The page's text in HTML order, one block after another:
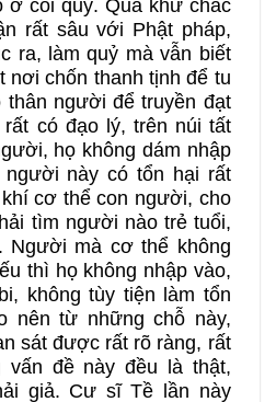
ở cõi quỷ. Quá khứ chắc
rất sâu với Phật pháp,
ra, làm quỷ mà vẫn biết
nơi chốn thanh tịnh để tu
thân người để truyền đạt
có đạo lý, trên núi tất
họ không dám nhập
người này có tổn hại rất
cơ thể con người, cho
tìm người nào trẻ tuổi,
Người mà cơ thể không
thì họ không nhập vào,
không tùy tiện làm tổn
nên từ những chỗ này,
sát được rất rõ ràng, rất
vấn đề này đều là thật,
giả. Cư sĩ Tề lần này